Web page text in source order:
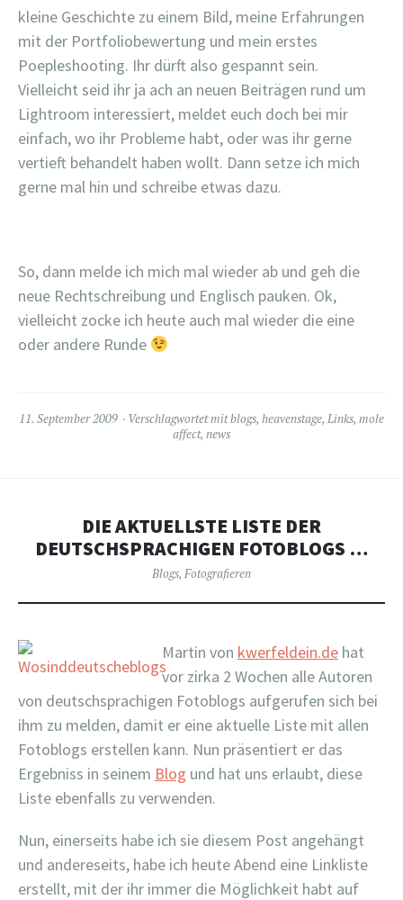
kleine Geschichte zu einem Bild, meine Erfahrungen
mit der Portfoliobewertung und mein erstes
Poepleshooting. Ihr dürft also gespannt sein.
Vielleicht seid ihr ja ach an neuen Beiträgen rund um
Lightroom interessiert, meldet euch doch bei mir
einfach, wo ihr Probleme habt, oder was ihr gerne
vertieft behandelt haben wollt. Dann setze ich mich
gerne mal hin und schreibe etwas dazu.
So, dann melde ich mich mal wieder ab und geh die
neue Rechtschreibung und Englisch pauken. Ok,
vielleicht zocke ich heute auch mal wieder die eine
oder andere Runde
11. September 2009 Verschlagwortet mitblogs, heavenstage, Links, mole
affect, news
DIE AKTUELLSTE LISTE DER
DEUTSCHSPRACHIGEN FOTOBLOGS …
Blogs, Fotografieren
Martin von kwerfeldein.de hat
vor zirka 2 Wochen alle Autoren
von deutschsprachigen Fotoblogs aufgerufen sich bei
ihm zu melden, damit er eine aktuelle Liste mit allen
Fotoblogs erstellen kann. Nun präsentiert er das
Ergebniss in seinem Blog und hat uns erlaubt, diese
Liste ebenfalls zu verwenden.
Nun, einerseits habe ich sie diesem Post angehängt
und andereseits, habe ich heute Abend eine Linkliste
erstellt, mit der ihr immer die Möglichkeit habt auf